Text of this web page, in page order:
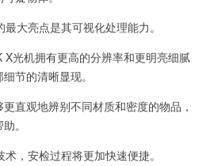
亮点是其可视化处理能力。
机拥有更高的分辨率和更明亮细腻
节的清晰显现。
观地辨别不同材质和密度的物品，
。
安检过程将更加快速便捷。